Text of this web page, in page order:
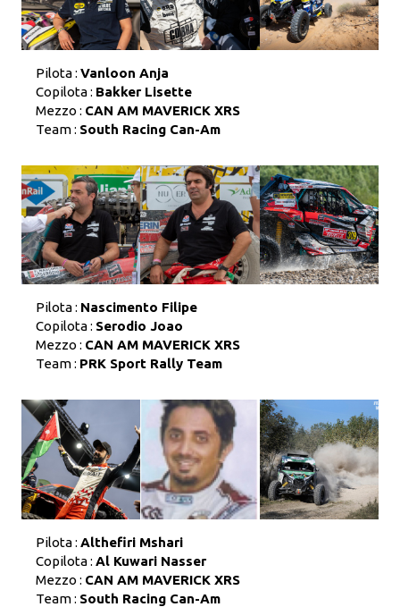
Pilota : Vanloon Anja
Copilota : Bakker Lisette
Mezzo : CAN AM MAVERICK XRS
Team : South Racing Can-Am
Pilota : Nascimento Filipe
Copilota : Serodio Joao
Mezzo : CAN AM MAVERICK XRS
Team : PRK Sport Rally Team
Pilota : Althefiri Mshari
Copilota : Al Kuwari Nasser
Mezzo : CAN AM MAVERICK XRS
Team : South Racing Can-Am